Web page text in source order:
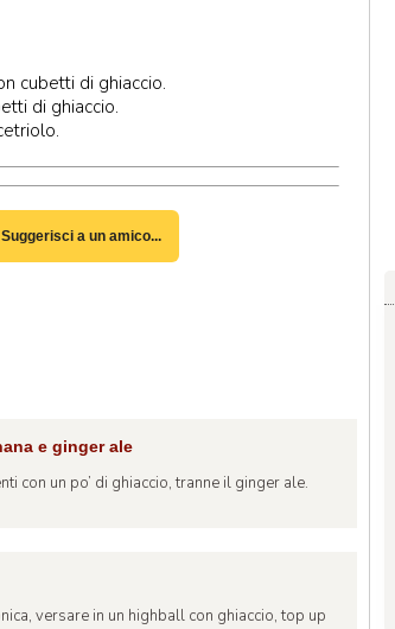
cubetti di ghiaccio.
di ghiaccio.
Suggerisci a un amico...
e ginger ale
con un po’ di ghiaccio, tranne il ginger ale.
versare in un highball con ghiaccio, top up